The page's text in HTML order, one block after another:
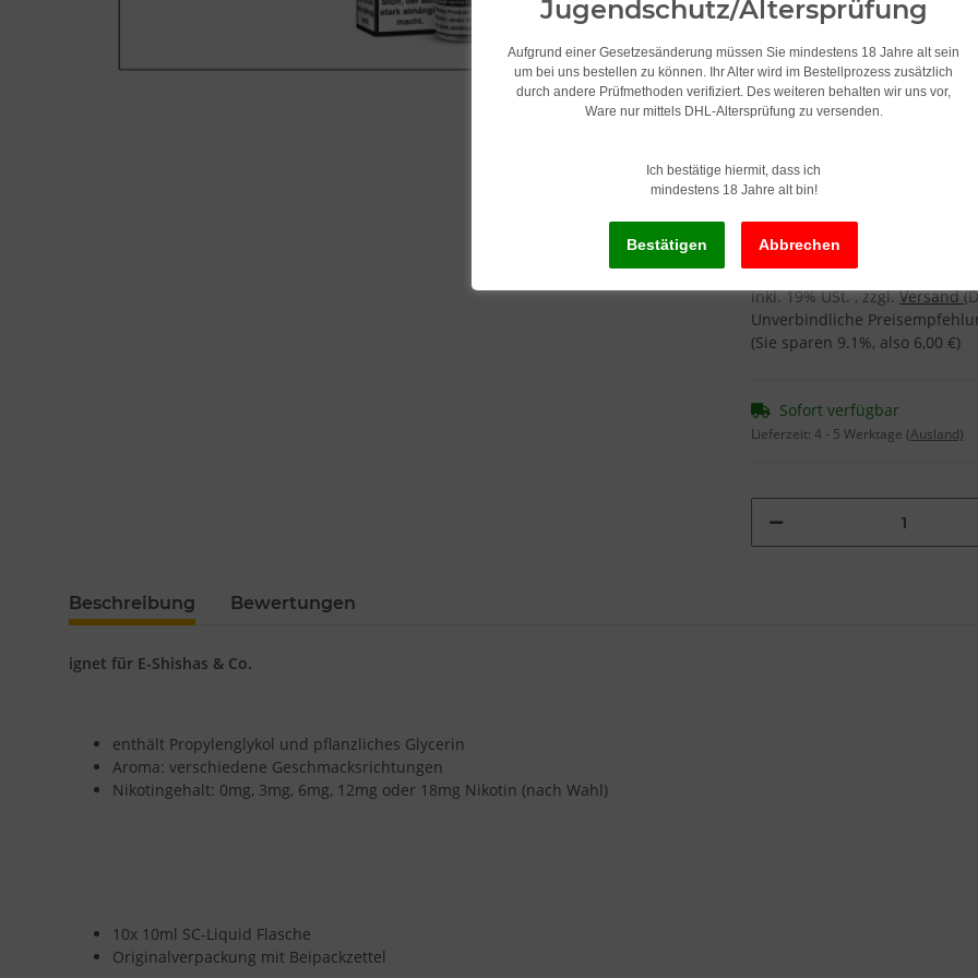
Ice
Nikotingehalt
59,95 €
599,52 € pro 1000 ml
inkl. 19% USt. , zzgl.Versand
Unverbindliche
(Sie sparen 9.1%, also 6,00 €)
Sofort verfügbar
Lieferzeit: 4 - 5 Werktage (Ausland)
Beschreibung Bewertungen
ignet für E-Shishas & Co.
enthält Propylenglykol und pflanzliches Glycerin
Aroma: verschiedene Geschmacksrichtungen
Nikotingehalt: 0mg, 3mg, 6mg, 12mg oder 18mg Nikotin (nach Wahl)
10x 10ml SC-Liquid Flasche
Originalverpackung mit Beipackzettel
Jugendschutz/Altersprüfung
Aufgrund einer Gesetzesänderung müssen Sie mindestens 18 Jahre alt sein
um bei uns bestellen zu können. Ihr Alter wird im Bestellprozess zusätzlich
durch andere Prüfmethoden verifiziert. Des weiteren behalten wir uns vor,
Ware nur mittels DHL-Altersprüfung zu versenden.
Ich bestätige hiermit, dass ich
mindestens 18 Jahre alt bin!